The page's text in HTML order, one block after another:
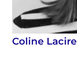
Coline Lacire